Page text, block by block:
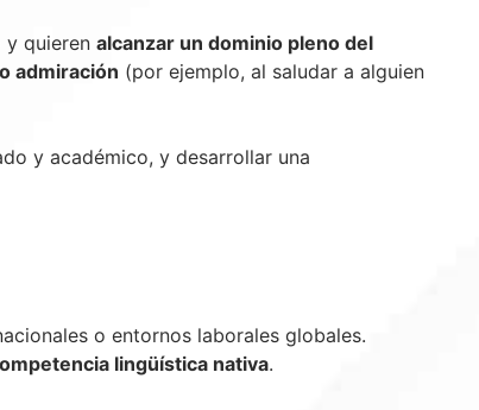
y quieren alcanzar un dominio pleno del
admiración (por ejemplo, al saludar a alguien
y académico, y desarrollar una
o entornos laborales globales.
lingüística nativa.